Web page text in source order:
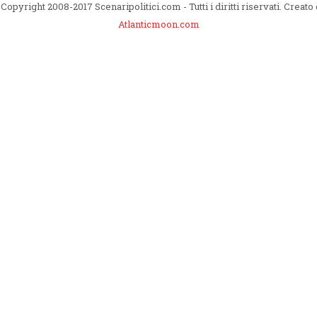
2008-2017 Scenaripolitici.com - Tutti i diritti riservati. Creato
Atlanticmoon.com